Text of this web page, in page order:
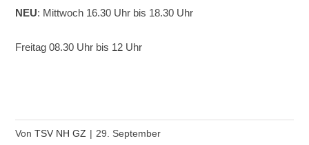
NEU: Mittwoch 16.30 Uhr bis 18.30 Uhr
Freitag 08.30 Uhr bis 12 Uhr
VonTSV NH GZ | 29. September